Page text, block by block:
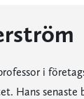
i
Hans senaste